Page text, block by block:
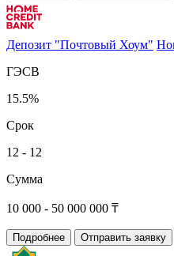
Депозит "Почтовый Хоум"
ГЭСВ
15.5%
Срок
12 - 12
Сумма
10 000 - 50 000 000 ₸
Подробнее Отправить заявку